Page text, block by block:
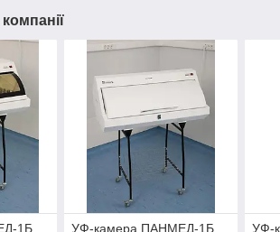
1Б УФ-камера ПАНМЕД-1Б УФ-